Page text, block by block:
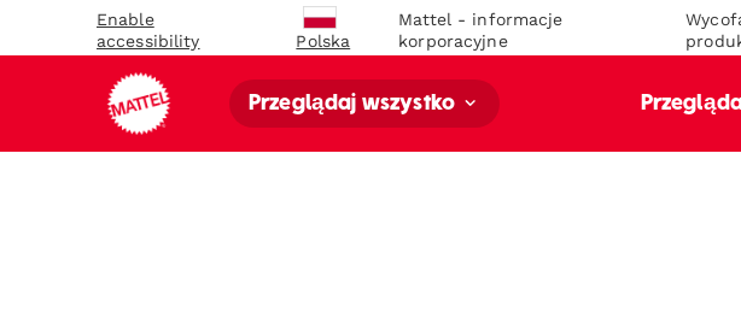
Enable
accessibility
Polska
Mattel - informacje
korporacyjne
Przeglądaj wszystko